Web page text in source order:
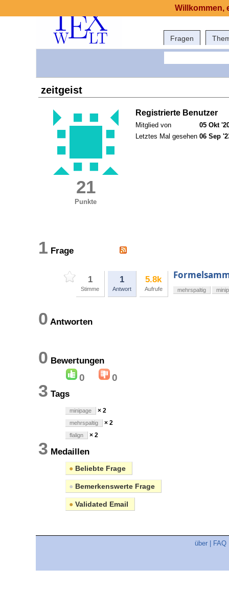
Fragen
zeitgeist
21
Punkte
Registrierte Benutzer
Mitglied von
05 Okt
Letztes Mal gesehen 06 Sep
1 Frage
1
Stimme
1
Antwort
5.8k
Aufrufe mehrspaltig
0 Antworten
0 Bewertungen
0 0
3 Tags
minipage × 2
mehrspaltig × 2
flalign × 2
3 Medaillen
● Beliebte Frage
● Bemerkenswerte Frage
● Validated Email
über FAQ
Willkommen,